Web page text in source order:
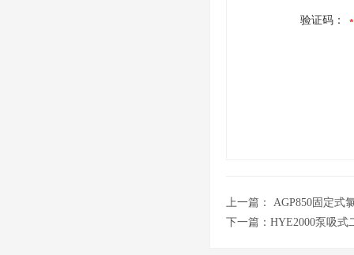
验证码：
上一篇： AGP850固定式
下一篇： HYE2000泵吸式